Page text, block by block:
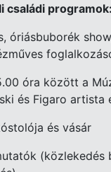
családi programok:
óriásbuborék
óra között a
és Figaro artista
és vásár
(közlekedés